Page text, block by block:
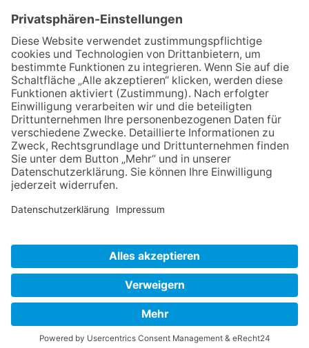
Zurück
Impressum
Widerruf
Barrierefreiheit